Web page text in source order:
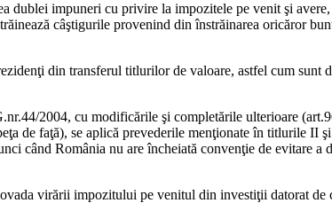
dublei impuneri cu privire la impozitele pe venit şi
câştigurile provenind din înstrăinarea oricăror
din transferul titlurilor de valoare, astfel cum sunt
2004, cu modificările şi completările ulterioare
de faţă), se aplică prevederile menţionate în titlurile II
când România nu are încheiată convenţie de evitare a
virării impozitului pe venitul din investiţii datorat de